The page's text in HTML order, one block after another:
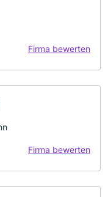
Firma bewerten
Firma bewerten